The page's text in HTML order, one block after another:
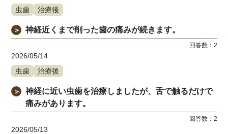
虫歯
治療後
＞ 神経近くまで削った歯の痛みが続きます。
回答数： 2
2026/05/14
虫歯
治療後
＞
神経に近い虫歯を治療しましたが、舌で触るだけで
痛みがあります。
回答数： 2
2026/05/13